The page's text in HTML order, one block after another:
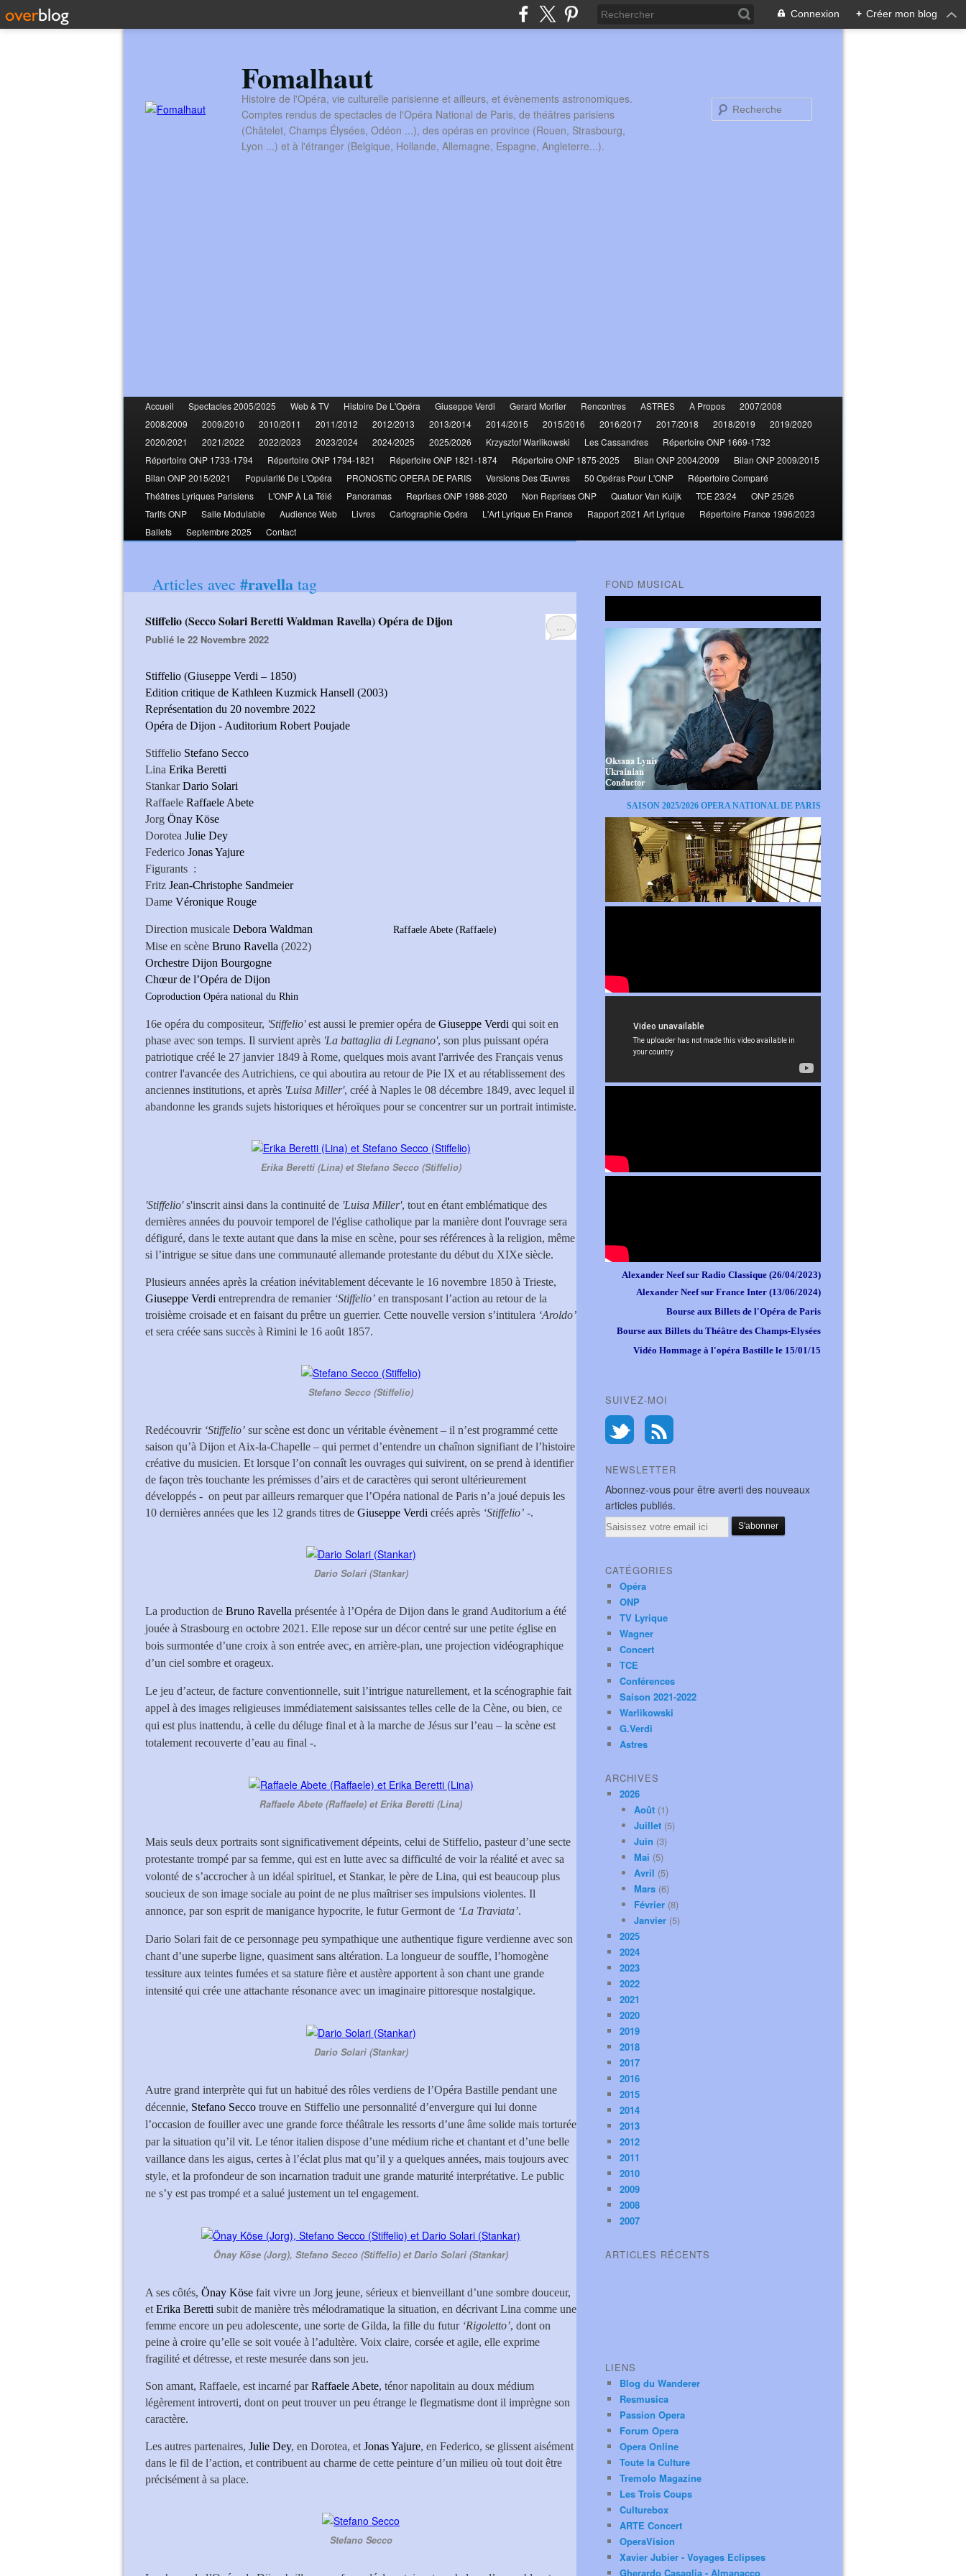
Connexion + Créer mon blog
Fomalhaut
Histoire de l'Opéra, vie culturelle parisienne et ailleurs, et évènements astronomiques.
Comptes rendus de spectacles de l'Opéra National de Paris, de théâtres parisiens
(Châtelet, Champs Élysées, Odéon ...), des opéras en province (Rouen, Strasbourg,
Lyon ...) et à l'étranger (Belgique, Hollande, Allemagne, Espagne, Angleterre...).
Accueil Spectacles 2005/2025 Web & TV Histoire De L'Opéra Giuseppe Verdi Gerard Mortier Rencontres ASTRES À Propos
2007/2008
2008/2009
2009/2010 2010/2011 2011/2012 2012/2013 2013/2014 2014/2015 2015/2016 2016/2017 2017/2018 2018/2019
2019/2020
2020/2021
2021/2022 2022/2023 2023/2024 2024/2025 2025/2026 Krzysztof Warlikowski Les Cassandres
Répertoire ONP 1669-1732
Répertoire ONP 1733-1794
Répertoire ONP 1794-1821 Répertoire ONP 1821-1874 Répertoire ONP 1875-2025 Bilan ONP 2004/2009
Bilan ONP 2009/2015
Bilan ONP 2015/2021
Popularité De L'Opéra PRONOSTIC OPERA DE PARIS Versions Des Œuvres 50 Opéras Pour L'ONP
Répertoire Comparé
Théâtres Lyriques Parisiens
L'ONP À La Télé Panoramas Reprises ONP 1988-2020 Non Reprises ONP Quatuor Van Kuijk TCE 23/24
ONP 25/26
Tarifs ONP
Salle Modulable Audience Web Livres Cartographie Opéra L'Art Lyrique En France Rapport 2021 Art Lyrique
Répertoire France 1996/2023
Ballets
Septembre 2025 Contact
Articles avec #ravella tag
…
Stiffelio (Secco Solari Beretti Waldman Ravella) Opéra de Dijon
Publié le 22 Novembre 2022
Stiffelio (Giuseppe Verdi – 1850)
Edition critique de Kathleen Kuzmick Hansell (2003)
Représentation du 20 novembre 2022
Opéra de Dijon - Auditorium Robert Poujade
Stiffelio Stefano Secco
Lina Erika Beretti
StankarDario Solari
Raffaele Raffaele Abete
Jorg Önay Köse
Dorotea Julie Dey
Federico Jonas Yajure
Figurants :
Fritz Jean-Christophe Sandmeier
Dame Véronique Rouge
Direction musicale Debora Waldman Raffaele Abete (Raffaele)
Mise en scène Bruno Ravella (2022)
Orchestre Dijon Bourgogne
Chœur de l’Opéra de Dijon
Coproduction Opéra national du Rhin
16e opéra du compositeur, 'Stiffelio'est aussi le premier opéra de Giuseppe Verdi qui soit en
phase avec son temps. Il survient après 'La battaglia di Legnano', son plus puissant opéra
patriotique créé le 27 janvier 1849 à Rome, quelques mois avant l'arrivée des Français venus
contrer l'avancée des Autrichiens, ce qui aboutira au retour de Pie IX et au rétablissement des
anciennes institutions, et après 'Luisa Miller', créé à Naples le 08 décembre 1849, avec lequel il
abandonne les grands sujets historiques et héroïques pour se concentrer sur un portrait intimiste.
Erika Beretti (Lina) et Stefano Secco (Stiffelio)
'Stiffelio's'inscrit ainsi dans la continuité de 'Luisa Miller', tout en étant emblématique des
dernières années du pouvoir temporel de l'église catholique par la manière dont l'ouvrage sera
défiguré, dans le texte autant que dans la mise en scène, pour ses références à la religion, même
si l’intrigue se situe dans une communauté allemande protestante du début du XIXe siècle.
Plusieurs années après la création inévitablement décevante le 16 novembre 1850 à Trieste,
Giuseppe Verdi entreprendra de remanier ‘Stiffelio’ en transposant l’action au retour de la
troisième croisade et en faisant du prêtre un guerrier. Cette nouvelle version s’intitulera ‘Aroldo’
et sera créée sans succès à Rimini le 16 août 1857.
Stefano Secco (Stiffelio)
Redécouvrir ‘Stiffelio’ sur scène est donc un véritable évènement – il n’est programmé cette
saison qu’à Dijon et Aix-la-Chapelle – qui permet d’entendre un chaînon signifiant de l’histoire
créative du musicien. Et lorsque l’on connaît les ouvrages qui suivirent, on se prend à identifier
de façon très touchante les prémisses d’airs et de caractères qui seront ultérieurement
développés - on peut par ailleurs remarquer que l’Opéra national de Paris n’a joué depuis les
10 dernières années que les 12 grands titres de Giuseppe Verdi créés après ‘Stiffelio’ -.
Dario Solari (Stankar)
La production de Bruno Ravella présentée à l’Opéra de Dijon dans le grand Auditorium a été
jouée à Strasbourg en octobre 2021. Elle repose sur un décor centré sur une petite église en
bois surmontée d’une croix à son entrée avec, en arrière-plan, une projection vidéographique
d’un ciel sombre et orageux.
Le jeu d’acteur, de facture conventionnelle, suit l’intrigue naturellement, et la scénographie fait
appel à des images religieuses immédiatement saisissantes telles celle de la Cène, ou bien, ce
qui est plus inattendu, à celle du déluge final et à la marche de Jésus sur l’eau – la scène est
totalement recouverte d’eau au final -.
Raffaele Abete (Raffaele) et Erika Beretti (Lina)
Mais seuls deux portraits sont significativement dépeints, celui de Stiffelio, pasteur d’une secte
protestante trompé par sa femme, qui est en lutte avec sa difficulté de voir la réalité et avec sa
volonté de s’accrocher à un idéal spirituel, et Stankar, le père de Lina, qui est beaucoup plus
soucieux de son image sociale au point de ne plus maîtriser ses impulsions violentes. Il
annonce, par son esprit de manigance hypocrite, le futur Germont de ‘La Traviata’.
Dario Solari fait de ce personnage peu sympathique une authentique figure verdienne avec son
chant d’une superbe ligne, quasiment sans altération. La longueur de souffle, l’homogène
tessiture aux teintes fumées et sa stature fière et austère apportent à son chant une grande
intensité qui crée une attachante résonance avec un imaginaire pittoresque nostalgique.
Dario Solari (Stankar)
Autre grand interprète qui fut un habitué des rôles verdiens de l’Opéra Bastille pendant une
décennie, Stefano Secco trouve en Stiffelio une personnalité d’envergure qui lui donne
l’occasion de fouiller avec une grande force théâtrale les ressorts d’une âme solide mais torturée
par la situation qu’il vit. Le ténor italien dispose d’une médium riche et chantant et d’une belle
vaillance dans les aigus, certes à l’éclat plus mat qu’il y a quelques années, mais toujours avec
style, et la profondeur de son incarnation traduit une grande maturité interprétative. Le public
ne s’y est pas trompé et a salué justement un tel engagement.
Önay Köse (Jorg), Stefano Secco (Stiffelio) et Dario Solari (Stankar)
A ses côtés, Önay Köse fait vivre un Jorg jeune, sérieux et bienveillant d’une sombre douceur,
et Erika Beretti subit de manière très mélodramatique la situation, en décrivant Lina comme une
femme encore un peu adolescente, une sorte de Gilda, la fille du futur ‘Rigoletto’, dont on
peine à croire qu’elle se soit vouée à l’adultère. Voix claire, corsée et agile, elle exprime
fragilité et détresse, et reste mesurée dans son jeu.
Son amant, Raffaele, est incarné parRaffaele Abete, ténor napolitain au doux médium
légèrement introverti, dont on peut trouver un peu étrange le flegmatisme dont il imprègne son
caractère.
Les autres partenaires, Julie Dey, en Dorotea, et Jonas Yajure, en Federico, se glissent aisément
dans le fil de l’action, et contribuent au charme de cette peinture d’un milieu où tout doit être
précisément à sa place.
Stefano Secco
FOND MUSICAL
SAISON 2025/2026 OPERA NATIONAL DE PARIS
Alexander Neef sur Radio Classique (26/04/2023)
Alexander Neef sur France Inter (13/06/2024)
Bourse aux Billets de l'Opéra de Paris
Bourse aux Billets du Théâtre des Champs-Elysées
Vidéo Hommage à l'opéra Bastille le 15/01/15
SUIVEZ-MOI
NEWSLETTER
Abonnez-vous pour être averti des nouveaux
articles publiés.
Email
CATÉGORIES
Opéra
ONP
TV Lyrique
Wagner
Concert
TCE
Conférences
Saison 2021-2022
Warlikowski
G.Verdi
Astres
ARCHIVES
2026
Août (1)
Juillet (5)
Juin (3)
Mai (5)
Avril (5)
Mars (6)
Février (8)
Janvier (5)
2025
2024
2023
2022
2021
2020
2019
2018
2017
2016
2015
2014
2013
2012
2011
2010
2009
2008
2007
ARTICLES RÉCENTS
LIENS
Blog du Wanderer
Resmusica
Passion Opera
Forum Opera
Opera Online
Toute la Culture
Tremolo Magazine
Les Trois Coups
Culturebox
ARTE Concert
OperaVision
Xavier Jubier - Voyages Eclipses
Gherardo Casaglia - Almanacco